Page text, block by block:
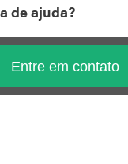
de ajuda?
Entre em contato